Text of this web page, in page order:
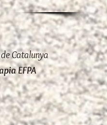
Catalunya
EFPA